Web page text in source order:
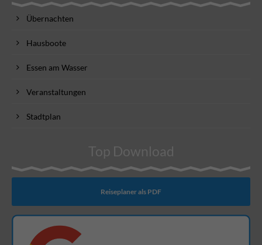
Übernachten
Hausboote
Essen am Wasser
Veranstaltungen
Stadtplan
Top Download
Reiseplaner als PDF